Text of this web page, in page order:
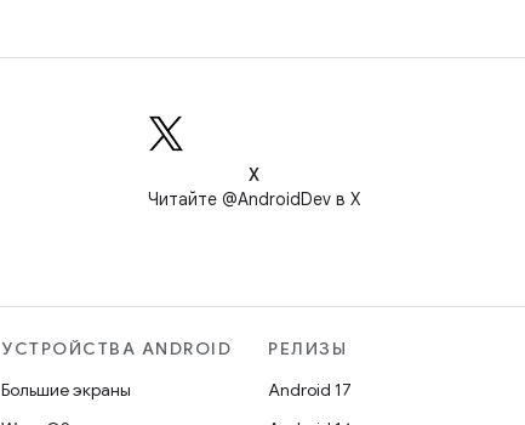
X
Читайте @AndroidDev в X
УСТРОЙСТВА ANDROID
Большие экраны
РЕЛИЗЫ
Android 17